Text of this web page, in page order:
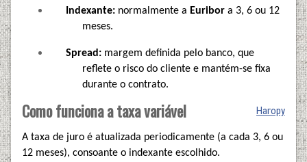
Indexante: normalmente a Euribor a 3, 6 ou 12
meses.
Spread: margem definida pelo banco, que
reflete o risco do cliente e mantém-se fixa
durante o contrato.
Нагору
Como funciona a taxa variável
A taxa de juro é atualizada periodicamente (a cada 3, 6 ou
12 meses), consoante o indexante escolhido.